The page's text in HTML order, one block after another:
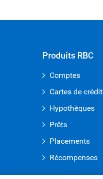
Produits RBC
Comptes
Cartes de crédit
Hypothèques
Prêts
Placements
Récompenses